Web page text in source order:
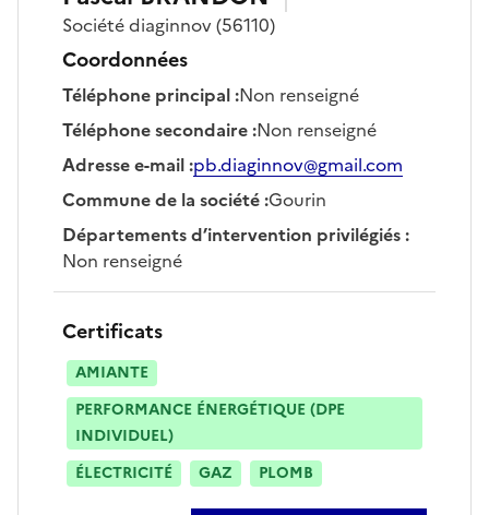
Sociétédiaginnov(56110)
Coordonnées
Téléphone principal:Non renseigné
Téléphone secondaire:Non renseigné
Adresse e-mail:pb.diaginnov@gmail.com
Commune de la société:Gourin
Départements d’intervention privilégiés:
Non renseigné
Certificats
AMIANTE
PERFORMANCE ÉNERGÉTIQUE (DPE
INDIVIDUEL)
ÉLECTRICITÉ
GAZ PLOMB